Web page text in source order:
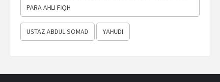
PARA AHLI FIQH
USTAZ ABDUL SOMAD YAHUDI